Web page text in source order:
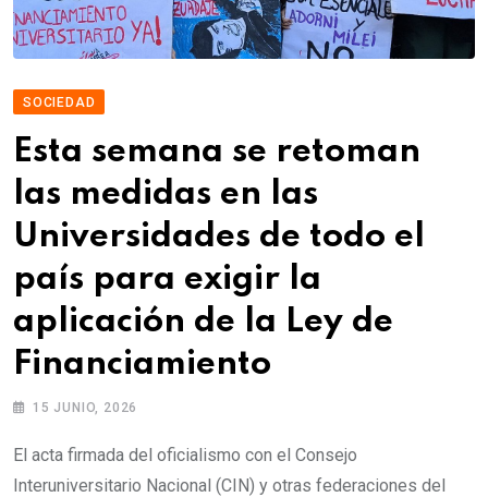
SOCIEDAD
Esta semana se retoman
las medidas en las
Universidades de todo el
país para exigir la
aplicación de la Ley de
Financiamiento
15 JUNIO, 2026
El acta firmada del oficialismo con el Consejo
Interuniversitario Nacional (CIN) y otras federaciones del